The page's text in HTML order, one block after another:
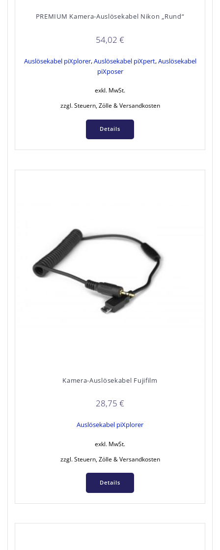
PREMIUM Kamera-Auslösekabel Nikon „Rund“
54,02 €
Auslösekabel piXplorer,Auslösekabel piXpert,Auslösekabel
piXposer
exkl. MwSt.
zzgl. Steuern, Zölle & Versandkosten
Details
Kamera-Auslösekabel Fujifilm
28,75 €
Auslösekabel piXplorer
exkl. MwSt.
zzgl. Steuern, Zölle & Versandkosten
Details